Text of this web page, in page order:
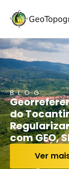
conteúdo
BLOG
do
com GEO,
Ver